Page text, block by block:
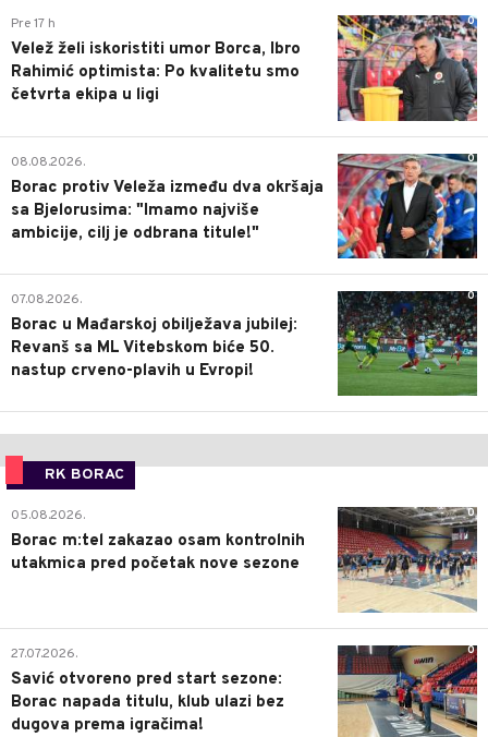
0
Pre 17 h
Velež želi iskoristiti umor Borca, Ibro
Rahimić optimista: Po kvalitetu smo
četvrta ekipa u ligi
0
08.08.2026.
Borac protiv Veleža između dva okršaja
sa Bjelorusima: "Imamo najviše
ambicije, cilj je odbrana titule!"
0
07.08.2026.
Borac u Mađarskoj obilježava jubilej:
Revanš sa ML Vitebskom biće 50.
nastup crveno-plavih u Evropi!
RK BORAC
0
05.08.2026.
Borac m:tel zakazao osam kontrolnih
utakmica pred početak nove sezone
0
27.07.2026.
Savić otvoreno pred start sezone:
Borac napada titulu, klub ulazi bez
dugova prema igračima!